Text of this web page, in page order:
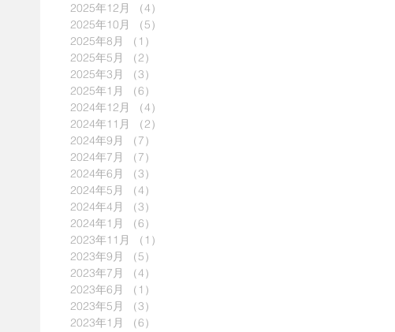
2025年12月
（4）
2025年10月
（5）
2025年8月
（1）
2025年5月
（2）
2025年3月
（3）
2025年1月
（6）
2024年12月
（4）
2024年11月
（2）
2024年9月
（7）
2024年7月
（7）
2024年6月
（3）
2024年5月
（4）
2024年4月
（3）
2024年1月
（6）
2023年11月
（1）
2023年9月
（5）
2023年7月
（4）
2023年6月
（1）
2023年5月
（3）
2023年1月
（6）